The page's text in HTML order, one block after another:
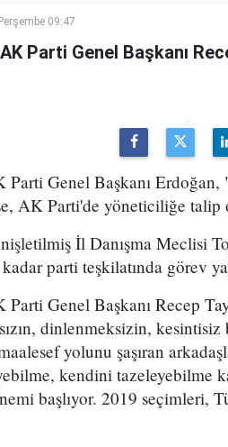
09:47
Parti Genel Başkanı
Genel Başkanı Erdoğan,
AK Parti'de yöneticiliğe talip
İl Danışma Meclisi
parti teşkilatında görev
Parti Genel Başkanı Recep
dinlenmeksizin,
yolunu şaşıran
kendini tazeleyebilme
başlıyor. 2019 seçimleri,